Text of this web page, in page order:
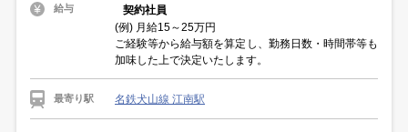
給与
契約社員
(例) 月給15～25万円
ご経験等から給与額を算定し、勤務日数・時間帯等も
加味した上で決定いたします。
最寄り駅 名鉄犬山線 江南駅